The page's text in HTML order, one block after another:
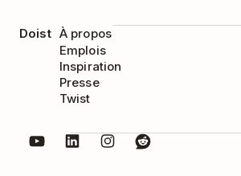
Doist À propos
Emplois
Inspiration
Presse
Twist